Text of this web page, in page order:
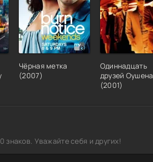
Чёрная метка
(2007)
Одиннадцать
друзей Оушена
(2001)
Уважайте себя и других!